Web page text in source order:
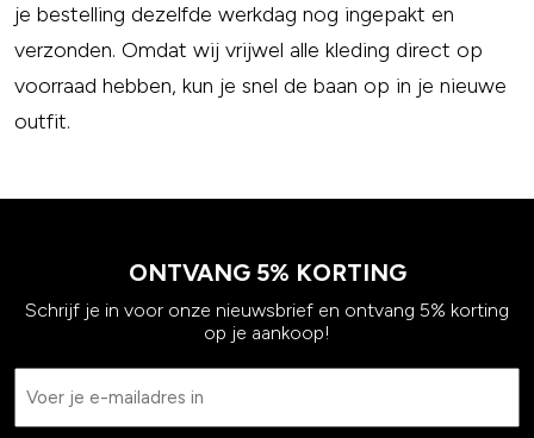
je bestelling dezelfde werkdag nog ingepakt en
verzonden. Omdat wij vrijwel alle kleding direct op
voorraad hebben, kun je snel de baan op in je nieuwe
outfit.
ONTVANG 5% KORTING
Schrijf je in voor onze nieuwsbrief en ontvang 5% korting
op je aankoop!